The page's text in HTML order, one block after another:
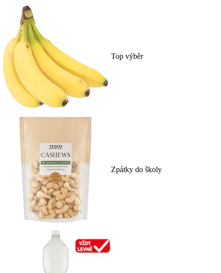
Top výběr
Zpátky do školy